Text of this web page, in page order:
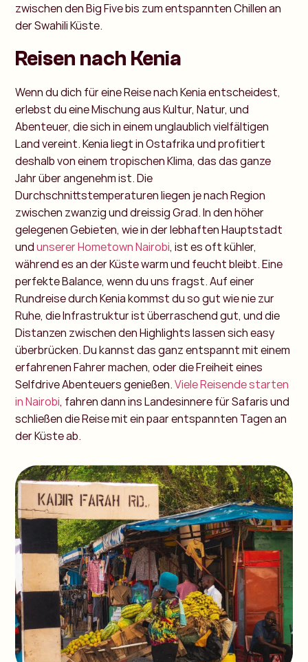
zwischen den Big Five bis zum entspannten Chillen an
der Swahili Küste.
Reisen nach Kenia
Wenn du dich für eine Reise nach Kenia entscheidest,
erlebst du eine Mischung aus Kultur, Natur, und
Abenteuer, die sich in einem unglaublich vielfältigen
Land vereint. Kenia liegt in Ostafrika und profitiert
deshalb von einem tropischen Klima, das das ganze
Jahr über angenehm ist. Die
Durchschnittstemperaturen liegen je nach Region
zwischen zwanzig und dreissig Grad. In den höher
gelegenen Gebieten, wie in der lebhaften Hauptstadt
undunserer Hometown Nairobi, ist es oft kühler,
während es an der Küste warm und feucht bleibt. Eine
perfekte Balance, wenn du uns fragst.Auf einer
Rundreise durch Kenia kommst du so gut wie nie zur
Ruhe, die Infrastruktur ist überraschend gut, und die
Distanzen zwischen den Highlights lassen sich easy
überbrücken. Du kannst das ganz entspannt mit einem
erfahrenen Fahrer machen, oder die Freiheit eines
Selfdrive Abenteuers genießen.Viele Reisende starten
in Nairobi, fahren dann ins Landesinnere für Safaris und
schließen die Reise mit ein paar entspannten Tagen an
der Küste ab.